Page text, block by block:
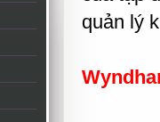
quản lý